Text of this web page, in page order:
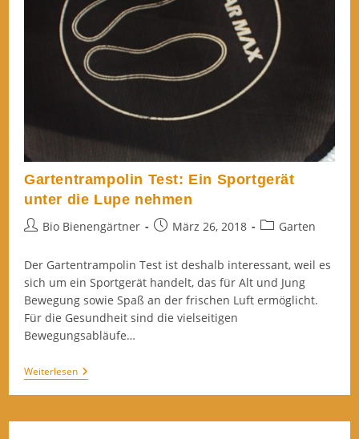
Gartentrampolin Test: Ein Sportgerät
unter die Lupe nehmen
Beitrags-
Bio Bienengärtner
BeitragMärz 26, 2018
Beitrags-
Garten
Der Gartentrampolin Test ist deshalb interessant, weil es
sich um ein Sportgerät handelt, das für Alt und Jung
Bewegung sowie Spaß an der frischen Luft ermöglicht.
Für die Gesundheit sind die vielseitigen
Bewegungsabläufe…
WeiterlesenGartentrampolin Test:
Ein
Sportgerät
Die